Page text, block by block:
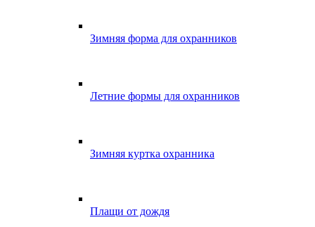
Зимняя форма для охранников
Летние формы для охранников
Зимняя куртка охранника
Плащи от дождя